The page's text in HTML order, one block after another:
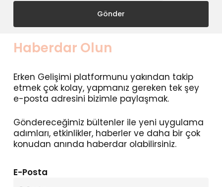
Gönder
Haberdar Olun
Erken Gelişimi platformunu yakından takip
etmek çok kolay, yapmanız gereken tek şey
e-posta adresini bizimle paylaşmak.
Göndereceğimiz bültenler ile yeni uygulama
adımları, etkinlikler, haberler ve daha bir çok
konudan anında haberdar olabilirsiniz.
E-Posta